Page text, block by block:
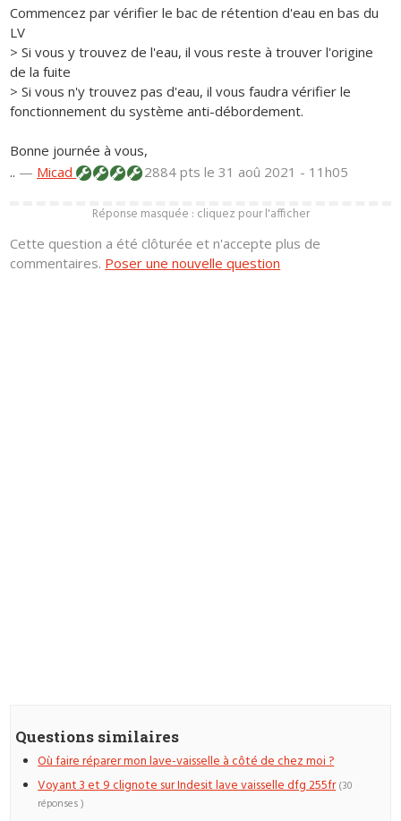
Commencez par vérifier le bac de rétention d'eau en bas du
LV
> Si vous y trouvez de l'eau, il vous reste à trouver l'origine
de la fuite
> Si vous n'y trouvez pas d'eau, il vous faudra vérifier le
fonctionnement du système anti-débordement.
Bonne journée à vous,
.. — Micad 2884 ptsle 31 aoû 2021 - 11h05
Réponse masquée : cliquez pour l'afficher
Cette question a été clôturée et n'accepte plus de
commentaires. Poser une nouvelle question
Questions similaires
Où faire réparer mon lave-vaisselle à côté de chez moi ?
Voyant 3 et 9 clignote sur Indesit lave vaisselle dfg 255fr (30
réponses )